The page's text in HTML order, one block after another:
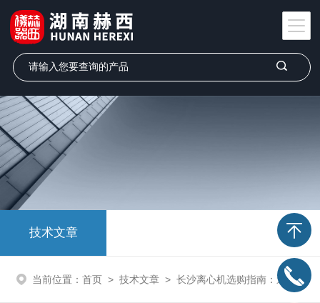
技术文章
当前位置： 首页 > 技术文章 > 长沙离心机选购指南：避免踩坑的实用建议